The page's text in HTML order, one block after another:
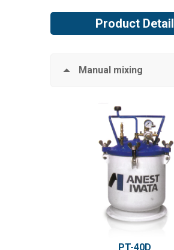
Product Detail
Manual mixing
PT-40D